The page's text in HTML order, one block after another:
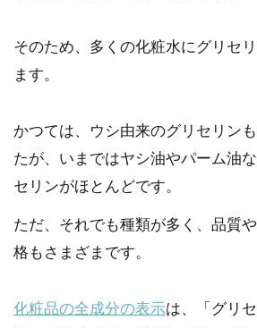
そのため、多くの化粧水にグリセ
ます。
かつては、ウシ由来のグリセリン
たが、いまではヤシ油やパーム油
セリンがほとんどです。
ただ、それでも種類が多く、品質
格もさまざまです。
化粧品の全成分の表示は、「グリ